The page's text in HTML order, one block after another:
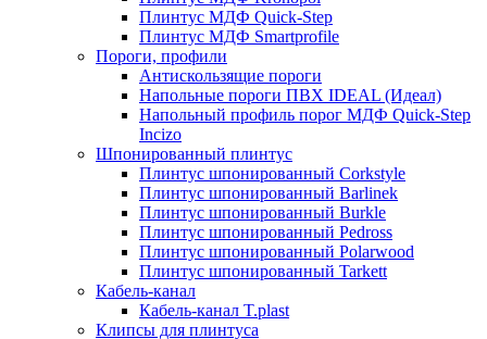
Плинтус МДФ Quick-Step
Плинтус МДФ Smartprofile
Пороги, профили
Антискользящие пороги
Напольные пороги ПВХ IDEAL (Идеал)
Напольный профиль порог МДФ Quick-Step
Incizo
Шпонированный плинтус
Плинтус шпонированный Corkstyle
Плинтус шпонированный Barlinek
Плинтус шпонированный Burkle
Плинтус шпонированный Pedross
Плинтус шпонированный Polarwood
Плинтус шпонированный Tarkett
Кабель-канал
Кабель-канал T.plast
Клипсы для плинтуса